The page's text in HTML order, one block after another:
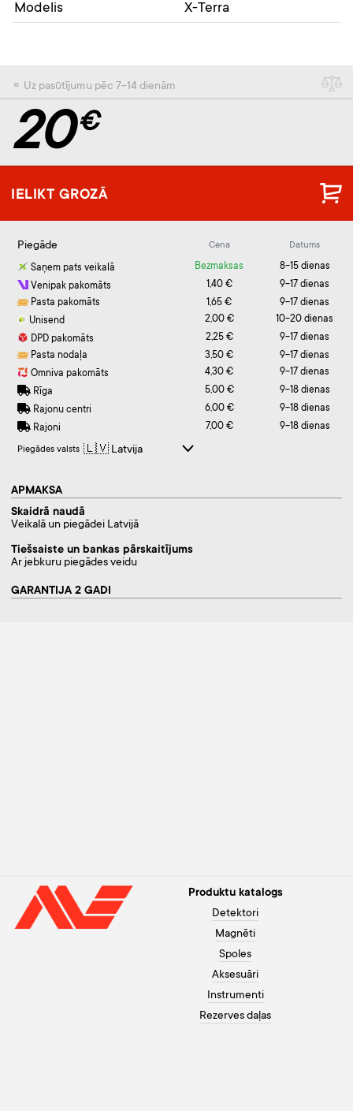
Modelis X-Terra
⚬ Uz pasūtījumu pēc 7-14 dienām
20€
IELIKT GROZĀ
Piegāde Cena Datums
Saņem pats veikalā Bezmaksas
8-15 dienas
Venipak pakomāts
1,40 €
9-17 dienas
Pasta pakomāts
1,65 €
9-17 dienas
Unisend
2,00 €
10-20 dienas
DPD pakomāts
2,25 €
9-17 dienas
Pasta nodaļa
3,50 €
9-17 dienas
Omniva pakomāts
4,30 €
9-17 dienas
Rīga
5,00 €
9-18 dienas
Rajonu centri
6,00 €
9-18 dienas
Rajoni
7,00 € 9-18 dienas
Piegādes valsts
APMAKSA
Skaidrā naudā
Veikalā un piegādei Latvijā
Tiešsaiste un bankas pārskaitījums
Ar jebkuru piegādes veidu
GARANTIJA 2 GADI
Produktu katalogs
Detektori
Magnēti
Spoles
Aksesuāri
Instrumenti
Rezerves daļas